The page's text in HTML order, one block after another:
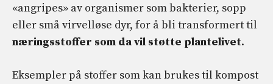
«angripes» av organismer som bakterier, sopp
eller små virvelløse dyr, for å bli transformert til
næringsstoffer som da vil støtte plantelivet.
Eksempler på stoffer som kan brukes til kompost